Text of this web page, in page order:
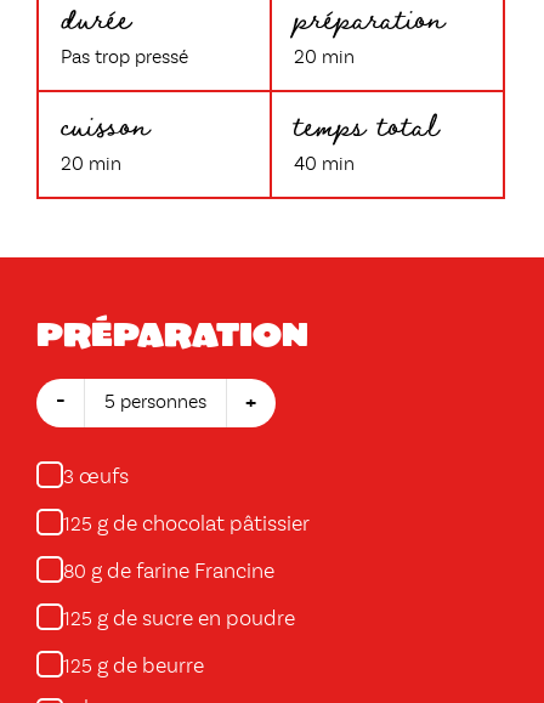
durée
Pas trop pressé
préparation
20 min
cuisson
20 min
temps total
40 min
Préparation
- 5 personnes +
3 œufs
125 g de chocolat pâtissier
80 g de farine Francine
125 g de sucre en poudre
125 g de beurre